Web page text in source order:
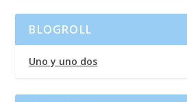
BLOGROLL
Uno y uno dos